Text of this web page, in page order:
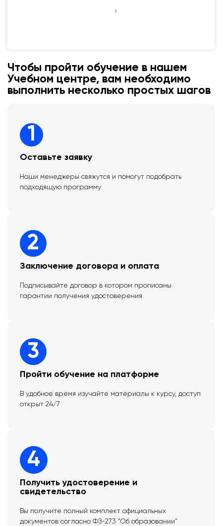
Чтобы пройти обучение в нашем
Учебном центре, вам необходимо
выполнить несколько простых шагов
1
Оставьте заявку
Наши менеджеры свяжутся и помогут подобрать
подходящую программу
2
Заключение договора и оплата
Подписывайте договор в котором прописаны
гарантии получения удостоверения
3
Пройти обучение на платформе
В удобное время изучайте материалы к курсу, доступ
открыт 24/7
4
Получить удостоверение и
свидетельство
Вы получите полный комплект официальных
документов согласно ФЗ-273 “Об образовании”